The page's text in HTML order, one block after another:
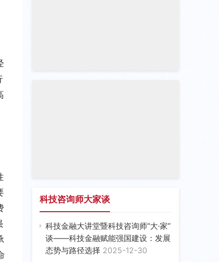
科技咨询师大家谈
科技金融大讲堂暨科技咨询师“大·家”
谈——科技金融赋能强国建设：发展
态势与路径选择 2025-12-30